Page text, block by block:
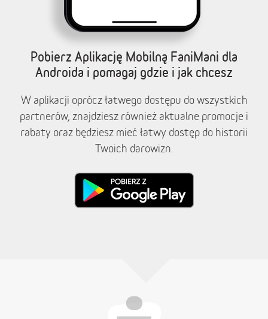
Pobierz Aplikację Mobilną FaniMani dla
Androida i pomagaj gdzie i jak chcesz
W aplikacji oprócz łatwego dostępu do wszystkich
partnerów, znajdziesz również aktualne promocje i
rabaty oraz będziesz mieć łatwy dostęp do historii
Twoich darowizn.